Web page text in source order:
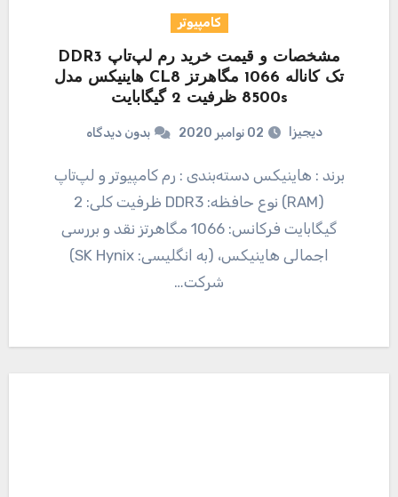
کامپیوتر
مشخصات و قیمت خرید رم لپ‌تاپ DDR3
تک کاناله 1066 مگاهرتز CL8 هاینیکس مدل
8500s ظرفیت 2 گیگابایت
دیجیزا 02 نوامبر 2020 بدون دیدگاه
برند : هاینیکس دسته‌بندی : رم کامپیوتر و لپ‌تاپ
(RAM) نوع حافظه: DDR3 ظرفیت کلی: 2
گیگابایت فرکانس: 1066 مگاهرتز نقد و بررسی
اجمالی هاینیکس، (به انگلیسی: SK Hynix)
شرکت…